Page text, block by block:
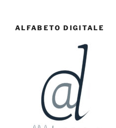
ALFABETO DIGITALE